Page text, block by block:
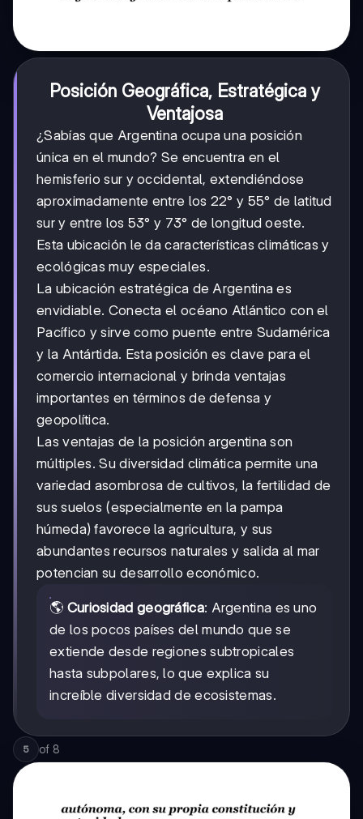
Posición Geográfica, Estratégica y
Ventajosa
¿Sabías que Argentina ocupa una posición
única en el mundo? Se encuentra en el
hemisferio sur y occidental, extendiéndose
aproximadamente entre los 22° y 55° de latitud
sur y entre los 53° y 73° de longitud oeste.
Esta ubicación le da características climáticas y
ecológicas muy especiales.
La ubicación estratégica de Argentina es
envidiable. Conecta el océano Atlántico con el
Pacífico y sirve como puente entre Sudamérica
y la Antártida. Esta posición es clave para el
comercio internacional y brinda ventajas
importantes en términos de defensa y
geopolítica.
Las ventajas de la posición argentina son
múltiples. Su diversidad climática permite una
variedad asombrosa de cultivos, la fertilidad de
sus suelos (especialmente en la pampa
húmeda) favorece la agricultura, y sus
abundantes recursos naturales y salida al mar
potencian su desarrollo económico.
🌎 Curiosidad geográfica: Argentina es uno
de los pocos países del mundo que se
extiende desde regiones subtropicales
hasta subpolares, lo que explica su
increíble diversidad de ecosistemas.
5 of 8